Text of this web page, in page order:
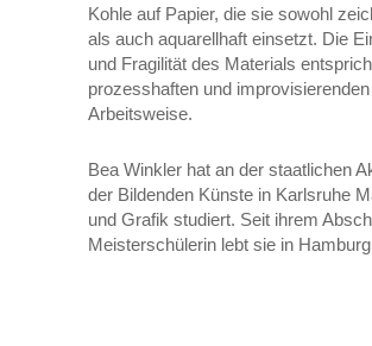
Kohle auf Papier, die sie sowohl
als auch aquarellhaft einsetzt. Die
und Fragilität des Materials
prozesshaften und
Arbeitsweise.
Bea Winkler hat an der staatlichen
der Bildenden Künste in Karlsruhe
und Grafik studiert. Seit ihrem
Meisterschülerin lebt sie in